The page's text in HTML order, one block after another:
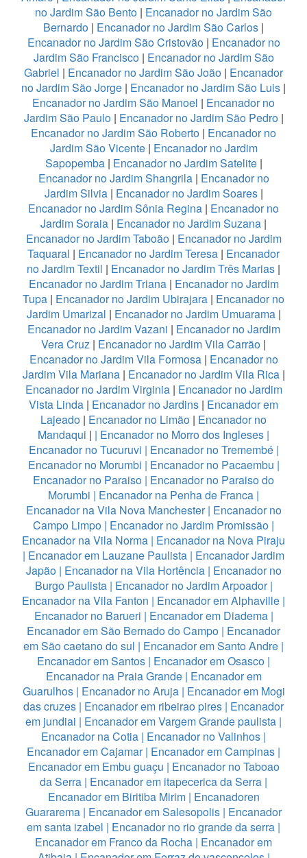
no Jardim São Bento | Encanador no Jardim São
Bernardo | Encanador no Jardim São Carlos |
Encanador no Jardim São Cristovão| Encanador no
Jardim São Francisco| Encanador no Jardim São
Gabriel | Encanador no Jardim São João | Encanador
no Jardim São Jorge | Encanador no Jardim São Luis |
Encanador no Jardim São Manoel | Encanador no
Jardim São Paulo| Encanador no Jardim São Pedro|
Encanador no Jardim São Roberto | Encanador no
Jardim São Vicente| Encanador no Jardim
Sapopemba| Encanador no Jardim Satelite|
Encanador no Jardim Shangrila| Encanador no
Jardim Silvia| Encanador no Jardim Soares|
Encanador no Jardim Sônia Regina | Encanador no
Jardim Soraia | Encanador no Jardim Suzana |
Encanador no Jardim Taboão| Encanador no Jardim
Taquaral | Encanador no Jardim Teresa | Encanador
no Jardim Textil | Encanador no Jardim Três Marias |
Encanador no Jardim Triana| Encanador no Jardim
Tupa | Encanador no Jardim Ubirajara | Encanador no
Jardim Umarizal | Encanador no Jardim Umuarama|
Encanador no Jardim Vazani | Encanador no Jardim
Vera Cruz | Encanador no Jardim Vila Carrão |
Encanador no Jardim Vila Formosa| Encanador no
Jardim Vila Mariana| Encanador no Jardim Vila Rica|
Encanador no Jardim Virginia| Encanador no Jardim
Vista Linda | Encanador no Jardins | Encanador em
Lajeado | Encanador no Limão | Encanador no
Mandaqui | | Encanador no Morro dos Ingleses |
Encanador no Tucuruvi | Encanador no Tremembé|
Encanador no Morumbi | Encanador no Pacaembu |
Encanador no Paraiso | Encanador no Paraiso do
Morumbi | Encanador na Penha de Franca |
Encanador na Vila Nova Manchester| Encanador no
Campo Limpo | Encanador no Jardim Promissão |
Encanador na Vila Norma | Encanador na Nova Piraju
| Encanador em Lauzane Paulista | Encanador Jardim
Japão| Encanador na Vila Hortência| Encanador no
Burgo Paulista| Encanador no Jardim Arpoador|
Encanador na Vila Fanton | Encanador em Alphaville |
Encanador no Barueri | Encanador em Diadema|
Encanador em São Bernado do Campo | Encanador
em São caetano do sul | Encanador em Santo Andre |
Encanador em Santos | Encanador em Osasco |
Encanador na Praia Grande| Encanador em
Guarulhos| Encanador no Aruja| Encanador em Mogi
das cruzes | Encanador em ribeirao pires | Encanador
em jundiai | Encanador em Vargem Grande paulista |
Encanador na Cotia | Encanador no Valinhos |
Encanador em Cajamar| Encanador em Campinas |
Encanador em Embu guaçu | Encanador no Taboao
da Serra | Encanador em itapecerica da Serra |
Encanador em Biritiba Mirim| Encanadoren
Guararema | Encanador em Salesopolis | Encanador
em santa izabel | Encanador no rio grande da serra |
Encanador em Franco da Rocha | Encanador em